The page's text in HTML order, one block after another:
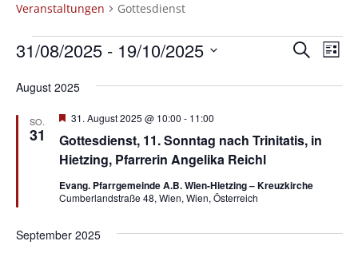
Veranstaltungen Gottesdienst
Veranstaltungen
und
SucheListe
31/08/2025 - 19/10/2025
wählen.
August 2025
SO.
31
Gottesdienst, 11. Sonntag nach Trinitatis, in
Hietzing, Pfarrerin Angelika Reichl
Hervorgehoben
31. August 2025 @ 10:00 - 11:00
Evang. Pfarrgemeinde A.B. Wien-Hietzing – Kreuzkirche
Cumberlandstraße 48, Wien, Wien, Österreich
September 2025